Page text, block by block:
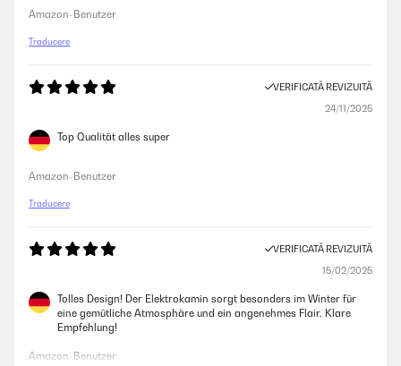
Amazon-Benutzer
Traducere
VERIFICATĂ REVIZUITĂ
24/11/2025
Top Qualität alles super
Amazon-Benutzer
Traducere
VERIFICATĂ REVIZUITĂ
15/02/2025
Tolles Design! Der Elektrokamin sorgt besonders im Winter für
eine gemütliche Atmosphäre und ein angenehmes Flair. Klare
Empfehlung!
Amazon-Benutzer